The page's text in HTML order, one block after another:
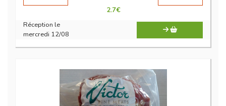
2.7€
Réception le
mercredi 12/08